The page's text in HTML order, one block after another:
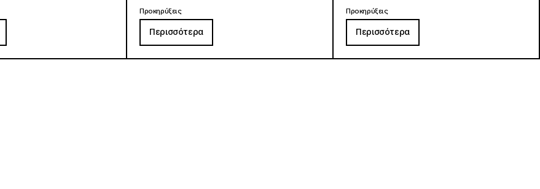
Προκηρύξεις
Περισσότερα
Προκηρύξεις
Περισσότερα